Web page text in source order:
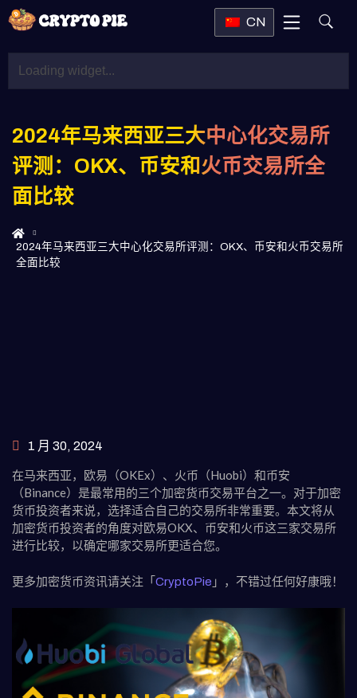
CN
2024年马来西亚三大中心化交易所
评测：OKX、币安和火币交易所全
面比较
2024年马来西亚三大中心化交易所评测：OKX、币安和火币交易所
全面比较
1 月 30, 2024
在马来西亚，欧易（OKEx）、火币（Huobi）和币安
（Binance）是最常用的三个加密货币交易平台之一。对于加密
货币投资者来说，选择适合自己的交易所非常重要。本文将从
加密货币投资者的角度对欧易OKX、币安和火币这三家交易所
进行比较，以确定哪家交易所更适合您。
更多加密货币资讯请关注「CryptoPie 」，不错过任何好康哦！